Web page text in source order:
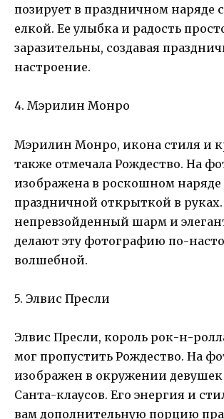
позирует в праздничном наряде
елкой. Ее улыбка и радость
заразительны, создавая
настроение.
4. Мэрилин Монро
Мэрилин Монро, икона стиля и
также отмечала Рождество. На
изображена в роскошном наряде
праздничной открыткой в руках.
непревзойденный шарм и
делают эту фотографию по-
волшебной.
5. Элвис Пресли
Элвис Пресли, король рок-н-
мог пропустить Рождество. На
изображен в окружении
Санта-клаусов. Его энергия и
вам дополнительную порцию